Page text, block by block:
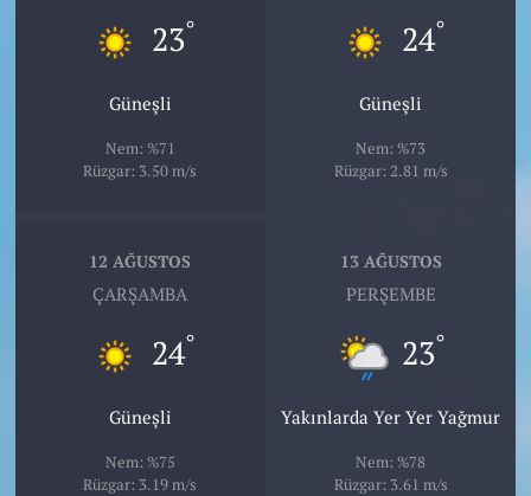
23°
Güneşli
Nem: %71
Rüzgar: 3.50 m/s
24°
Güneşli
Nem: %73
Rüzgar: 2.81 m/s
12 AĞUSTOS
ÇARŞAMBA
24°
Güneşli
Nem: %75
Rüzgar: 3.19 m/s
13 AĞUSTOS
PERŞEMBE
23°
Yakınlarda Yer Yer Yağmur
Nem: %78
Rüzgar: 3.61 m/s